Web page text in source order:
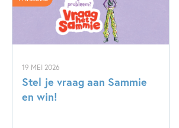
19 MEI 2026
Stel je vraag aan Sammie
en win!